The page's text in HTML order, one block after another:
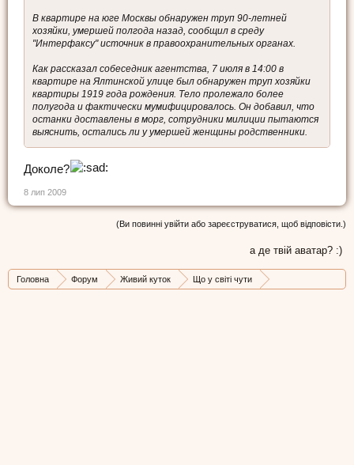
В квартире на юге Москвы обнаружен труп 90-летней
хозяйки, умершей полгода назад, сообщил в среду
"Интерфаксу" источник в правоохранительных органах.
Как рассказал собеседник агентства, 7 июля в 14:00 в
квартире на Ялтинской улице был обнаружен труп хозяйки
квартиры 1919 года рождения. Тело пролежало более
полугода и фактически мумифицировалось. Он добавил, что
останки доставлены в морг, сотрудники милиции пытаются
выяснить, остались ли у умершей женщины родственники.
Доколе?
8 лип 2009
(Ви повинні увійти або зареєструватися, щоб відповісти.)
а де твій аватар? :)
Головна Форум Живий куток
Що у світі чути